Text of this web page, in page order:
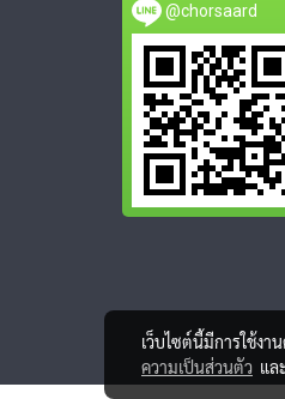
@chorsaard
เว็บไซต์นี้มีการใช้ง
ความเป็นส่วนตัว แล